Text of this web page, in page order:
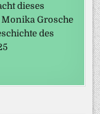
dieses
Monika Grosche
des